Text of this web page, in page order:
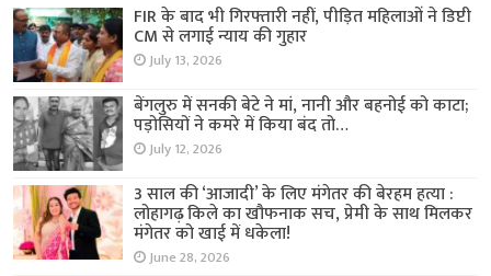
FIR के बाद भी गिरफ्तारी नहीं, पीड़ित महिलाओं ने डिप्टी
CM से लगाई न्याय की गुहार
July 13, 2026
बेंगलुरु में सनकी बेटे ने मां, नानी और बहनोई को काटा;
पड़ोसियों ने कमरे में किया बंद तो…
July 12, 2026
3 साल की ‘आजादी’ के लिए मंगेतर की बेरहम हत्या :
लोहागढ़ किले का खौफनाक सच, प्रेमी के साथ मिलकर
मंगेतर को खाई में धकेला!
June 28, 2026